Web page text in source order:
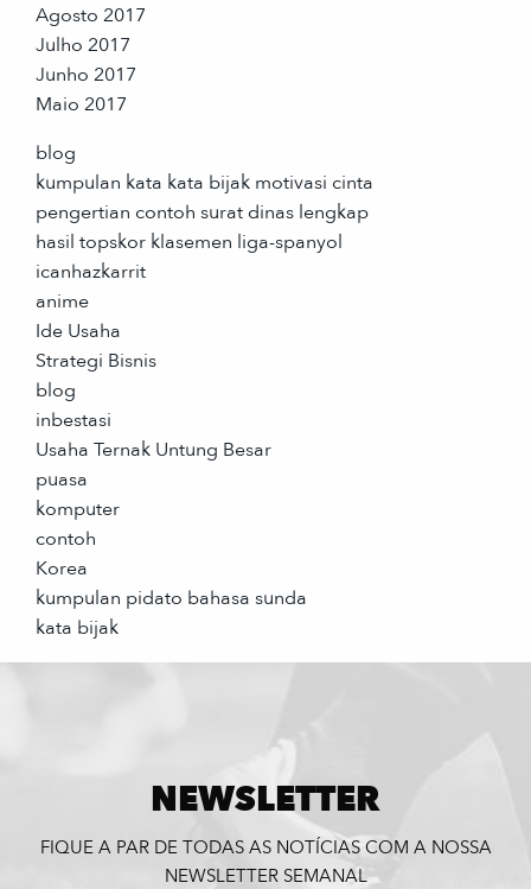
Agosto 2017
Julho 2017
Junho 2017
Maio 2017
blog
kumpulan kata kata bijak motivasi cinta
pengertian contoh surat dinas lengkap
hasil topskor klasemen liga-spanyol
icanhazkarrit
anime
Ide Usaha
Strategi Bisnis
blog
inbestasi
Usaha Ternak Untung Besar
puasa
komputer
contoh
Korea
kumpulan pidato bahasa sunda
kata bijak
NEWSLETTER
FIQUE A PAR DE TODAS AS NOTÍCIAS COM A NOSSA
NEWSLETTER SEMANAL